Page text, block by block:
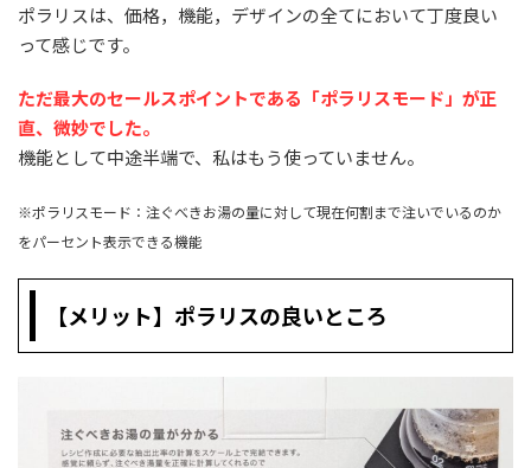
ポラリスは、価格，機能，デザインの全てにおいて丁度良い
って感じです。
ただ最大のセールスポイントである「ポラリスモード」が正
直、 微妙でした。
機能として中途半端で、私はもう使っていません。
※ポラリスモード：注ぐべきお湯の量に対して現在何割まで注いでいるのか
をパーセント表示できる機能
【メリット】ポラリスの良いところ